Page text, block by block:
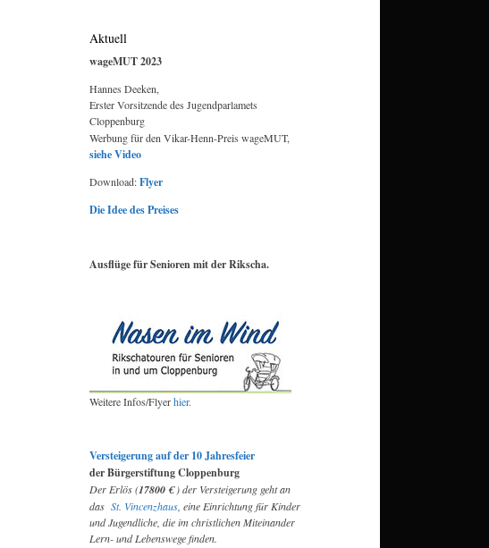
Aktuell
wageMUT 2023
Hannes Deeken,
Erster Vorsitzende des Jugendparlamets
Cloppenburg
Werbung für den Vikar-Henn-Preis wageMUT,
siehe Video
Download:Flyer
Die Idee des Preises
Ausflüge für Senioren mit der Rikscha.
Weitere Infos/Flyerhier.
Versteigerung auf der 10 Jahresfeier
der Bürgerstiftung Cloppenburg
Der Erlös (17800 €) der Versteigerung geht an
das St. Vincenzhaus, eine Einrichtung für Kinder
und Jugendliche, die im christlichen Miteinander
Lern- und Lebenswege finden.